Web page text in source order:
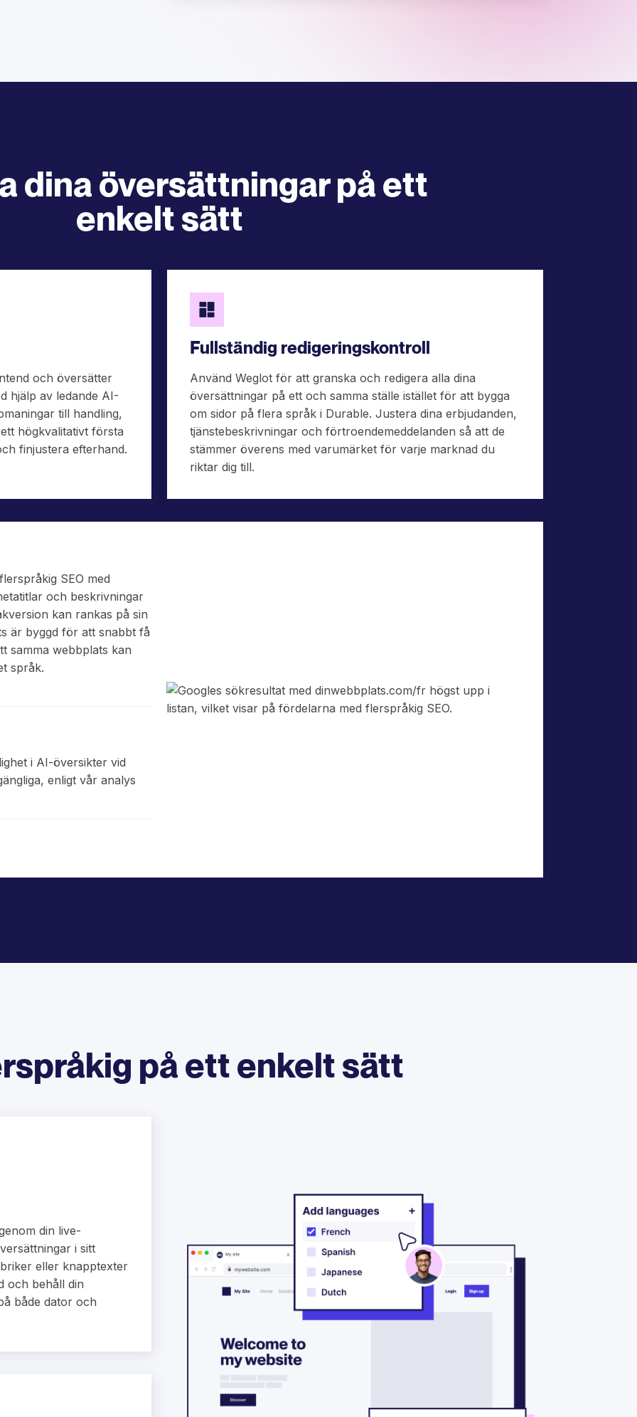
dina översättningar på ett
enkelt sätt
och översätter
hjälp av ledande AI-
till handling,
högkvalitativt första
finjustera efterhand.
Fullständig redigeringskontroll
Använd Weglot för att granska och redigera alla dina
översättningar på ett och samma ställe istället för att bygga
om sidor på flera språk i Durable. Justera dina erbjudanden,
tjänstebeskrivningar och förtroendemeddelanden så att de
stämmer överens med varumärket för varje marknad du
riktar dig till.
SEO med
och beskrivningar
kan rankas på sin
är byggd för att snabbt få
samma webbplats kan
språk.
i AI-översikter vid
enligt vår analys
på ett enkelt sätt
din live-
i sitt
eller knapptexter
och behåll din
både dator och